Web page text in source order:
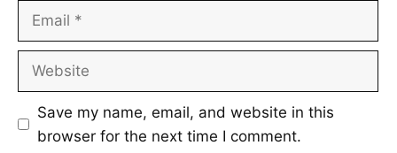
Email
Website
Save my name, email, and website in this
browser for the next time I comment.